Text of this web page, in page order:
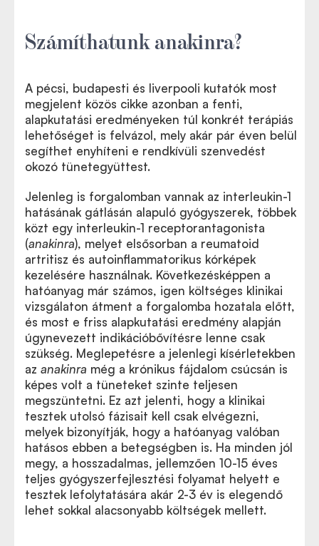
Számíthatunk anakinra?
A pécsi, budapesti és liverpooli kutatók most
megjelent közös cikke azonban a fenti,
alapkutatási eredményeken túl konkrét terápiás
lehetőséget is felvázol, mely akár pár éven belül
segíthet enyhíteni e rendkívüli szenvedést
okozó tünetegyüttest.
Jelenleg is forgalomban vannak az interleukin-1
hatásának gátlásán alapuló gyógyszerek, többek
közt egy interleukin-1 receptorantagonista
(anakinra), melyet elsősorban a reumatoid
artritisz és autoinflammatorikus kórképek
kezelésére használnak. Következésképpen a
hatóanyag már számos, igen költséges klinikai
vizsgálaton átment a forgalomba hozatala előtt,
és most e friss alapkutatási eredmény alapján
úgynevezett indikációbővítésre lenne csak
szükség. Meglepetésre a jelenlegi kísérletekben
az anakinra még a krónikus fájdalom csúcsán is
képes volt a tüneteket szinte teljesen
megszüntetni. Ez azt jelenti, hogy a klinikai
tesztek utolsó fázisait kell csak elvégezni,
melyek bizonyítják, hogy a hatóanyag valóban
hatásos ebben a betegségben is. Ha minden jól
megy, a hosszadalmas, jellemzően 10-15 éves
teljes gyógyszerfejlesztési folyamat helyett e
tesztek lefolytatására akár 2-3 év is elegendő
lehet sokkal alacsonyabb költségek mellett.